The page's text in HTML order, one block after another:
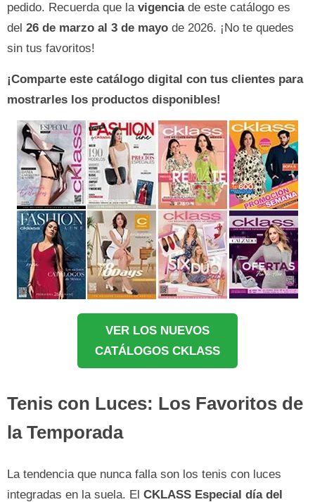
pedido. Recuerda que la vigenciade este catálogo es
del 26 de marzo al 3 de mayo de 2026. ¡No te quedes
sin tus favoritos!
¡Comparte este catálogo digital con tus clientes para
mostrarles los productos disponibles!
VER LOS NUEVOS
CATÁLOGOS CKLASS
Tenis con Luces: Los Favoritos de
la Temporada
La tendencia que nunca falla son los tenis con luces
integradas en la suela. El CKLASS Especial día del